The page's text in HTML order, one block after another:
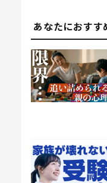
あなたにおすす